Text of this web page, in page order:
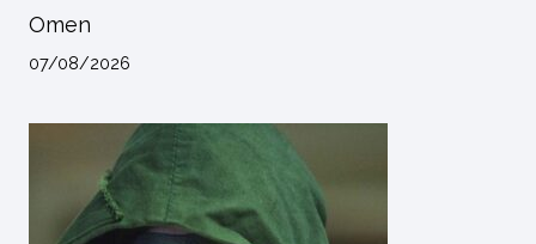
Omen
07/08/2026